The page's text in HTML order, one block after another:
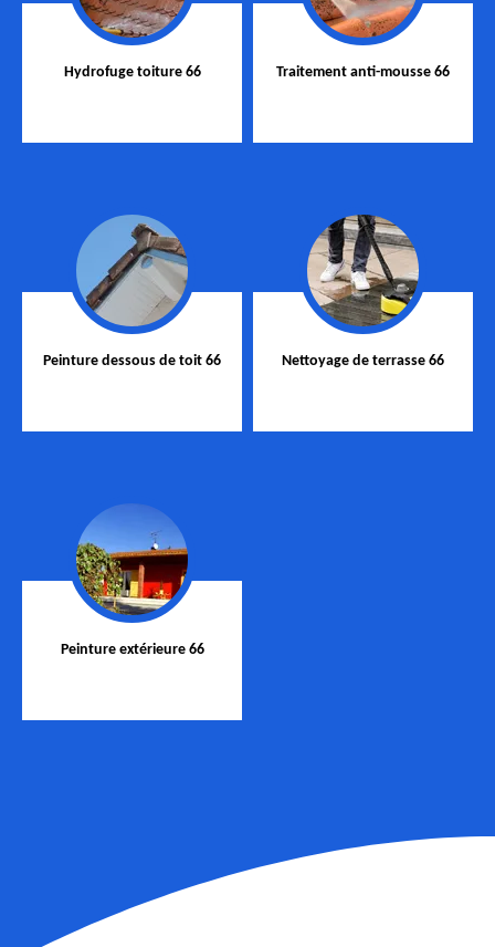
Hydrofuge toiture 66 Traitement anti-mousse 66
Peinture dessous de toit 66 Nettoyage de terrasse 66
Peinture extérieure 66